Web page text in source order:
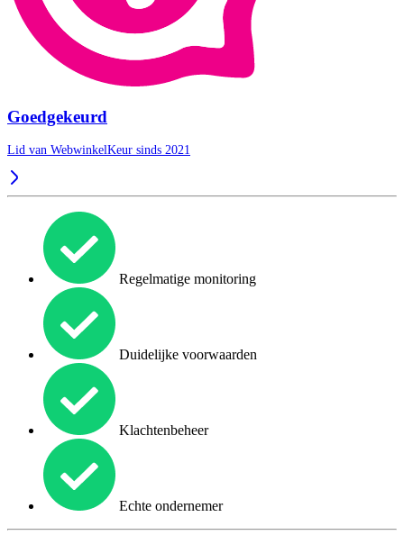
Goedgekeurd
Lid van WebwinkelKeur sinds 2021
Regelmatige monitoring
Duidelijke voorwaarden
Klachtenbeheer
Echte ondernemer